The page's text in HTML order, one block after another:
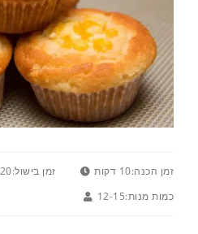
זמן הכנה:10 דקות זמן בישול:20 דקות
כמות מנות:12-15